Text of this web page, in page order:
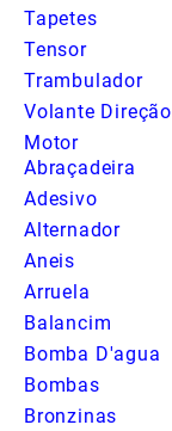
Tapetes
Tensor
Trambulador
Volante Direção
Motor
Abraçadeira
Adesivo
Alternador
Aneis
Arruela
Balancim
Bomba D'agua
Bombas
Bronzinas